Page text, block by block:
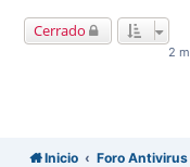
Cerrado
2
Inicio Foro Antivirus